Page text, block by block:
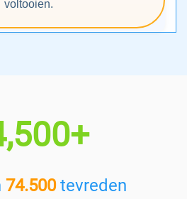
voltooien.
74.500tevreden